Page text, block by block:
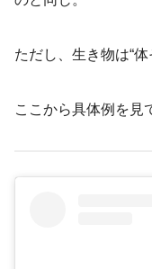
ただし、生き物は“体
ここから具体例を見